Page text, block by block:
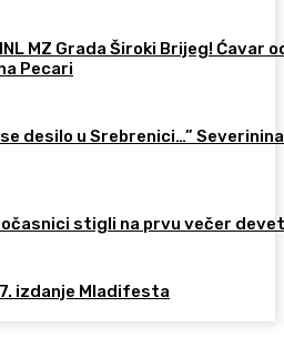
MZ Grada Široki Brijeg! Ćavar
Pecari
desilo u Srebrenici…” Severinina
stigli na prvu večer
izdanje Mladifesta